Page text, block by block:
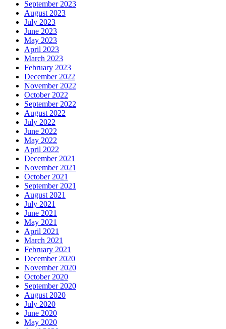
September 2023
August 2023
July 2023
June 2023
May 2023
April 2023
March 2023
February 2023
December 2022
November 2022
October 2022
September 2022
August 2022
July 2022
June 2022
May 2022
April 2022
December 2021
November 2021
October 2021
September 2021
August 2021
July 2021
June 2021
May 2021
April 2021
March 2021
February 2021
December 2020
November 2020
October 2020
September 2020
August 2020
July 2020
June 2020
May 2020